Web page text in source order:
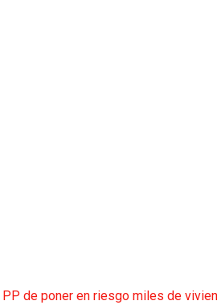
de poner en riesgo miles de